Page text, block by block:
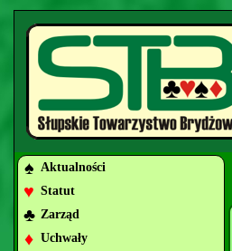
♠ Aktualności
♥ Statut
♣ Zarząd
♦ Uchwały